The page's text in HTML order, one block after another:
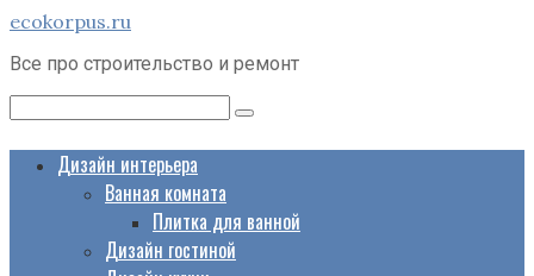
Перейти
контенту
ecokorpus.ru
Все про строительство и ремонт
Дизайн интерьера
Ванная комната
Плитка для ванной
Дизайн гостиной